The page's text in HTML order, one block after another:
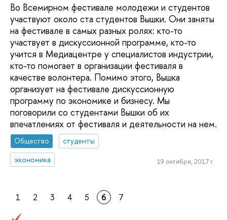
Во Всемирном фестивале молодежи и студентов
участвуют около ста студентов Вышки. Они заняты
на фестивале в самых разных ролях: кто-то
участвует в дискуссионной программе, кто-то
учится в Медиацентре у специалистов индустрии,
кто-то помогает в организации фестиваля в
качестве волонтера. Помимо этого, Вышка
организует на фестивале дискуссионную
программу по экономике и бизнесу. Мы
поговорили со студентами Вышки об их
впечатлениях от фестиваля и деятельности на нем.
Общество
студенты
экономика
19 октября, 2017 г.
1 2 3 4 5 6 7